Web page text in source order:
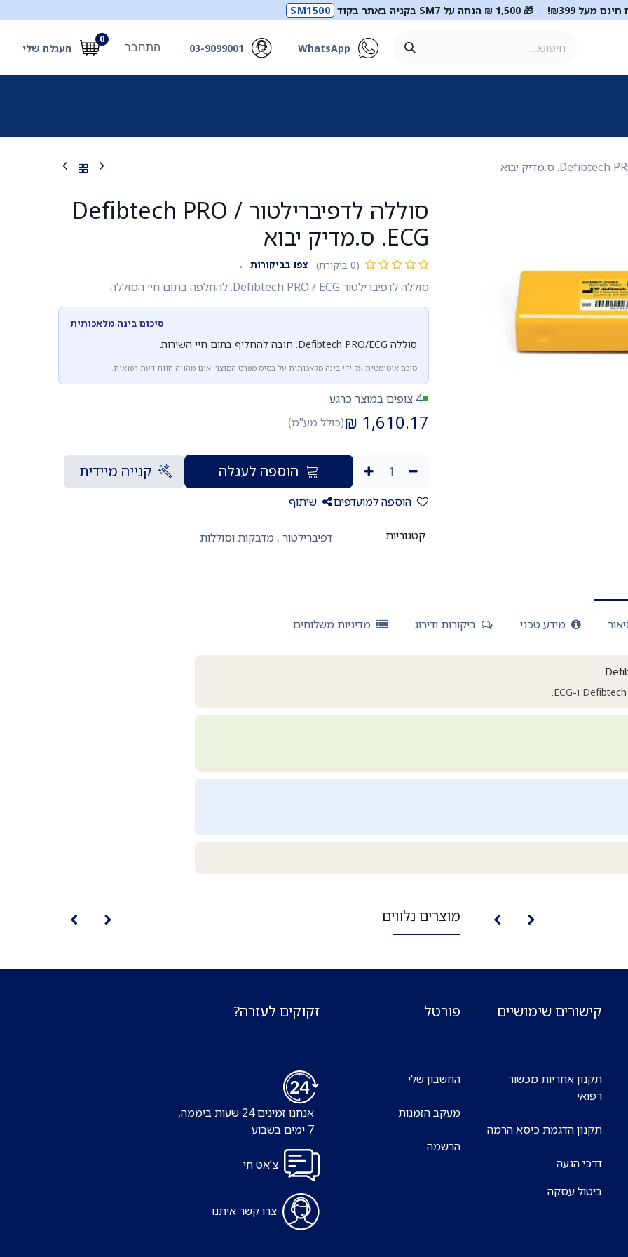
מעל ₪399! · 🎁 1,500 ₪ הנחה על SM7 בקניה באתר בקוד SM1500
WhatsApp
03-9099001
0
העגלה שלי התחבר
סוללה לדפיברילטור Defibtech PRO /
ECG. ס.מדיק יבוא
(0 ביקורת) צפו בביקורות ←
סוללה לדפיברילטור Defibtech PRO / ECG. להחלפה בתום חיי הסוללה.
סיכום בינה מלאכותית
סוללה Defibtech PRO/ECG. חובה להחליף בתום חיי השירות.
סוכם אוטומטית על ידי בינה מלאכותית על בסיס מפרט המוצר. אינו מהווה חוות דעת רפואית.
4 צופים במוצר כרגע
1,610.17
₪(כולל מע"מ)
הוספה לעגלה קנייה מיידית
הוספה למועדפים שיתוף
קטגוריות דפיברילטור, מדבקות וסוללות
מידע טכני ביקורות ודירוג מדיניות משלוחים
מוצרים נלווים
קישורים שימושיים
תקנון אחריות מכשור
רפואי
תקנון הדגמת כיסא הרמה
דרכי הגעה
ביטול עסקה
פורטל
החשבון שלי
מעקב הזמנות
הרשמה
זקוקים לעזרה?
אנחנו זמינים 24 שעות ביממה,
7 ימים בשבוע
צ'אט חי
צרו קשר איתנו